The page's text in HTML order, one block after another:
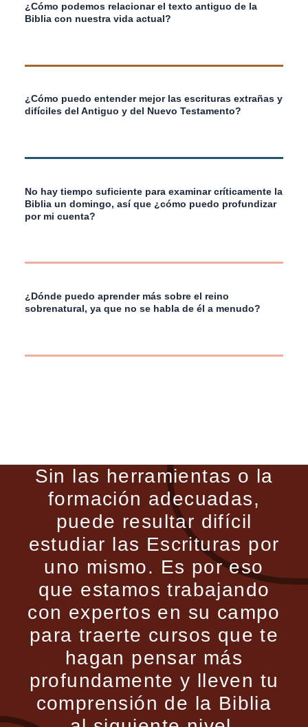
¿Cómo podemos relacionar el texto antiguo de la
Biblia con nuestra vida actual?
¿Cómo puedo entender mejor las escrituras extrañas y
difíciles del Antiguo y del Nuevo Testamento?
No hay tiempo suficiente para examinar críticamente la
Biblia un domingo, así que ¿cómo puedo profundizar
por mi cuenta?
¿Dónde puedo aprender más sobre el reino
sobrenatural, ya que no se habla de él a menudo?
Sin las herramientas o la
formación adecuadas,
puede resultar difícil
estudiar las Escrituras por
uno mismo. Es por eso
que estamos trabajando
con expertos en su campo
para traerte cursos que te
hagan pensar más
profundamente y lleven tu
comprensión de la Biblia